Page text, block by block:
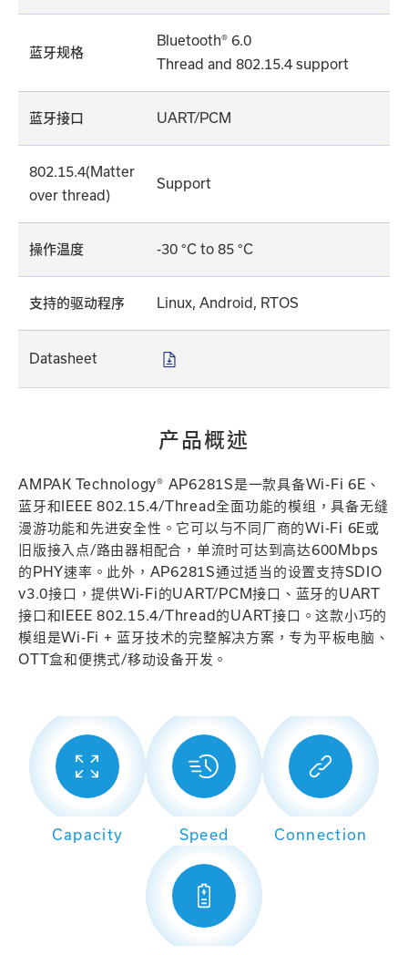
蓝牙规格
Bluetooth® 6.0
Thread and 802.15.4 support
蓝牙接口 UART/PCM
802.15.4(Matter
over thread)
Support
操作温度 -30 °C to 85 °C
支持的驱动程序 Linux, Android, RTOS
Datasheet
产品概述
AMPAK Technology® AP6281S是一款具备Wi-Fi 6E、
蓝牙和IEEE 802.15.4/Thread全面功能的模组，具备无缝
漫游功能和先进安全性。它可以与不同厂商的Wi-Fi 6E或
旧版接入点/路由器相配合，单流时可达到高达600Mbps
的PHY速率。此外，AP6281S通过适当的设置支持SDIO
v3.0接口，提供Wi-Fi的UART/PCM接口、蓝牙的UART
接口和IEEE 802.15.4/Thread的UART接口。这款小巧的
模组是Wi-Fi + 蓝牙技术的完整解决方案，专为平板电脑、
OTT盒和便携式/移动设备开发。
Capacity Speed Connection